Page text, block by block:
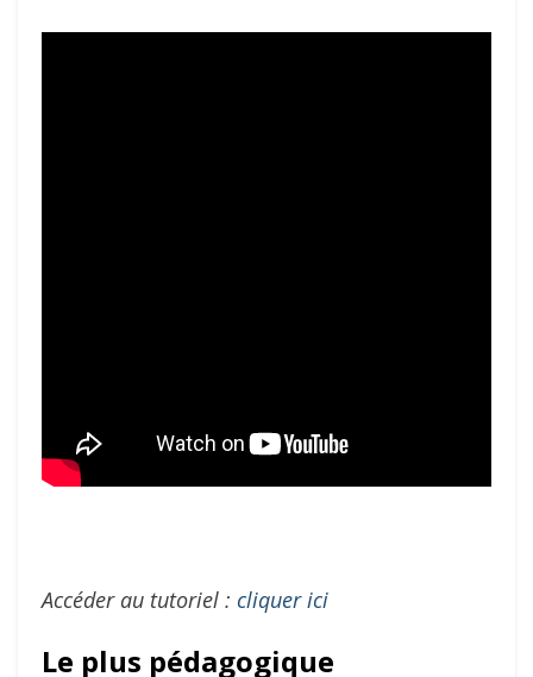
Accéder au tutoriel : cliquer ici
Le plus pédagogique